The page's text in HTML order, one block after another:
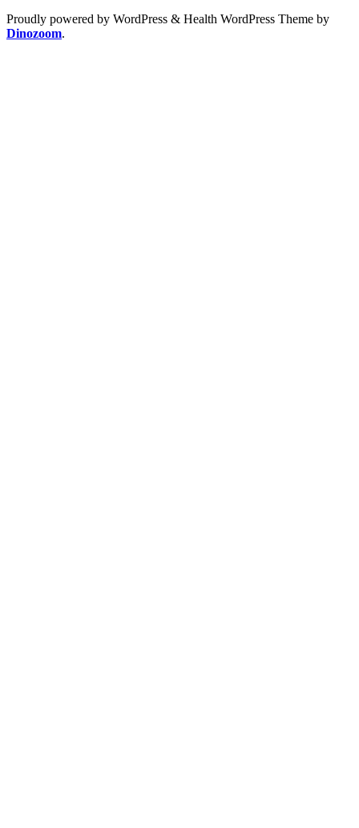
Proudly powered by WordPress & Health WordPress Theme by
Dinozoom.